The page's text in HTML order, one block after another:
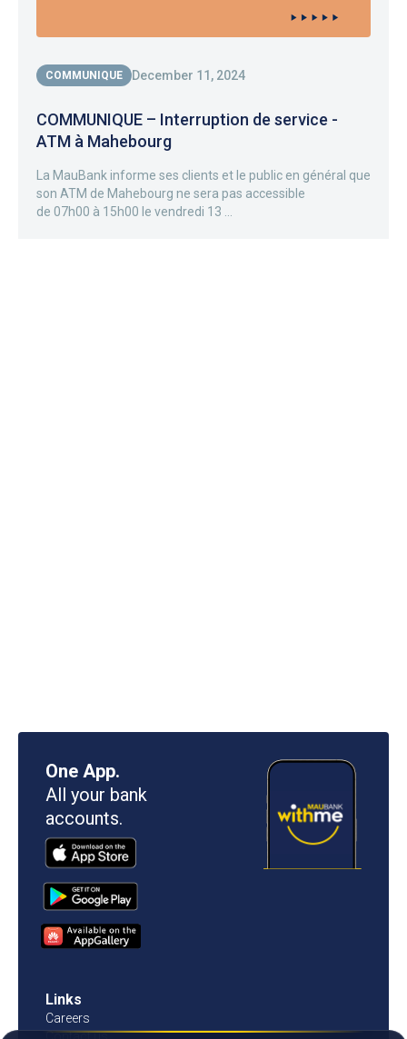
COMMUNIQUE December 11, 2024
COMMUNIQUE – Interruption de service -
ATM à Mahebourg
La MauBank informe ses clients et le public en général que
son ATM de Mahebourg ne sera pas accessible
de 07h00 à 15h00 le vendredi 13 ...
One App.
All your bank
accounts.
Links
Careers